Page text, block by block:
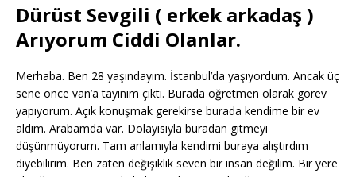
Dürüst Sevgili ( erkek arkadaş )
Arıyorum Ciddi Olanlar.
Merhaba. Ben 28 yaşındayım. İstanbul’da yaşıyordum. Ancak üç
sene önce van’a tayinim çıktı. Burada öğretmen olarak görev
yapıyorum. Açık konuşmak gerekirse burada kendime bir ev
aldım. Arabamda var. Dolayısıyla buradan gitmeyi
düşünmüyorum. Tam anlamıyla kendimi buraya alıştırdım
diyebilirim. Ben zaten değişiklik seven bir insan değilim. Bir yere